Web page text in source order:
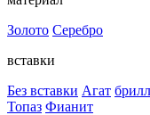
Золото Серебро
вставки
Без вставки Агат
Топаз Фианит